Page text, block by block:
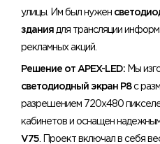
улицы. Им был нужен
здания для трансляции
рекламных акций.
Решение от APEX-LED: Мы
светодиодный экран P8с
разрешением 720х480
кабинетов и оснащен
V75 . Проект включал в себя